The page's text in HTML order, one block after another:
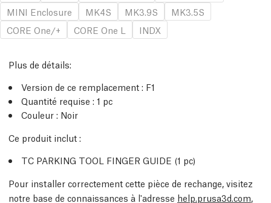
MINI Enclosure
MK4S MK3.9S
MK3.5S
CORE One/+
CORE One L INDX
Plus de détails:
Version de ce remplacement : F1
Quantité requise : 1 pc
Couleur : Noir
Ce produit inclut :
TC PARKING TOOL FINGER GUIDE (1 pc)
Pour installer correctement cette pièce de rechange, visitez
notre base de connaissances à l'adresse help.prusa3d.com,